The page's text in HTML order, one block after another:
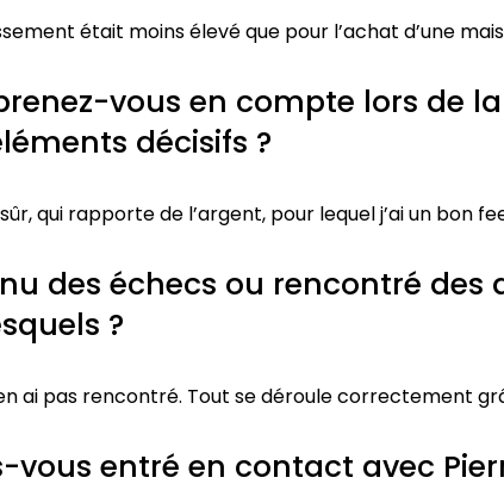
était moins élevé que pour l’achat d’une
vous en compte lors de
décisifs ?
qui rapporte de l’argent, pour lequel j’ai un bon
des échecs ou rencontré des
?
ai pas rencontré. Tout se déroule correctement
entré en contact avec